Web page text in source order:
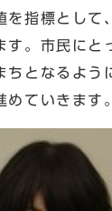
を指標として
す。市民にと
ちとなるよう
めていきます。